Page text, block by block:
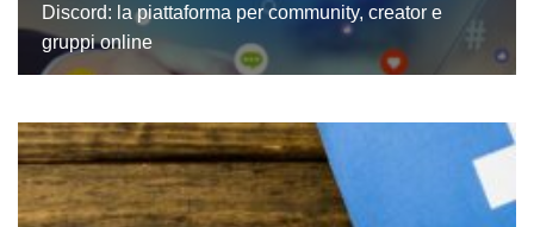
Discord: la piattaforma per community, creator e
gruppi online